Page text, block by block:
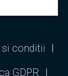
si conditii
GDPR